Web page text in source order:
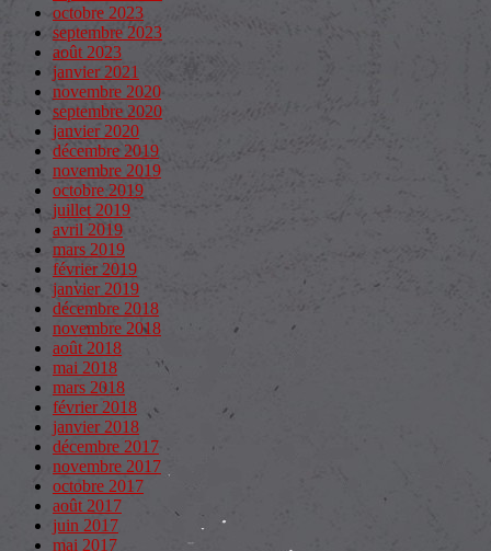
octobre 2023
septembre 2023
août 2023
janvier 2021
novembre 2020
septembre 2020
janvier 2020
décembre 2019
novembre 2019
octobre 2019
juillet 2019
avril 2019
mars 2019
février 2019
janvier 2019
décembre 2018
novembre 2018
août 2018
mai 2018
mars 2018
février 2018
janvier 2018
décembre 2017
novembre 2017
octobre 2017
août 2017
juin 2017
mai 2017